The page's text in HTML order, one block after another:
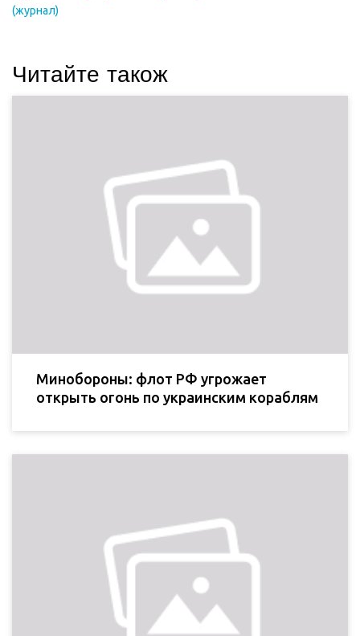
(журнал)
Читайте також
Минобороны: флот РФ угрожает
открыть огонь по украинским кораблям